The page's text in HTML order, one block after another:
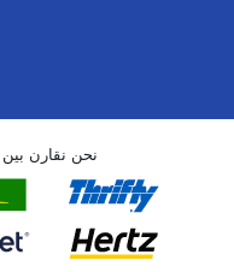
نحن نقارن